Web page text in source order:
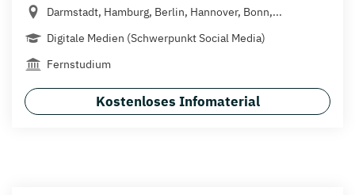
Darmstadt, Hamburg, Berlin, Hannover, Bonn,...
Digitale Medien (Schwerpunkt Social Media)
Fernstudium
Kostenloses Infomaterial